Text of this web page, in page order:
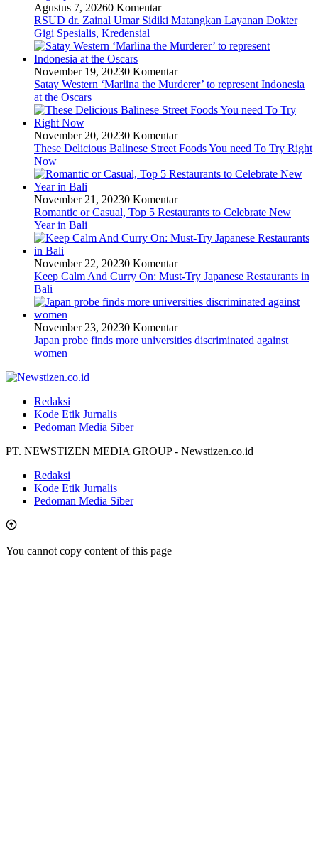
Agustus 7, 20260 Komentar
RSUD dr. Zainal Umar Sidiki Matangkan Layanan Dokter
Gigi Spesialis, Kredensial
November 19, 20230 Komentar
Satay Western ‘Marlina the Murderer’ to represent Indonesia
at the Oscars
November 20, 20230 Komentar
These Delicious Balinese Street Foods You need To Try Right
Now
November 21, 20230 Komentar
Romantic or Casual, Top 5 Restaurants to Celebrate New
Year in Bali
November 22, 20230 Komentar
Keep Calm And Curry On: Must-Try Japanese Restaurants in
Bali
November 23, 20230 Komentar
Japan probe finds more universities discriminated against
women
Redaksi
Kode Etik Jurnalis
Pedoman Media Siber
PT. NEWSTIZEN MEDIA GROUP - Newstizen.co.id
Redaksi
Kode Etik Jurnalis
Pedoman Media Siber
You cannot copy content of this page